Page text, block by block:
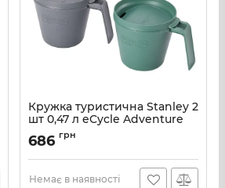
Кружка туристична Stanley 2
шт 0,47 л eCycle Adventure
Green 028STY
Артикул:
686 грн
Немає в наявності